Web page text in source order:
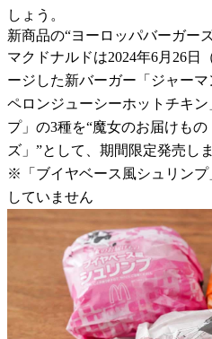
しょう。
新商品の“ヨーロッパバーガー
マクドナルドは2024年6月26日
ージした新バーガー「ジャー
ペロンジューシーホットチキ
プ」の3種を“魔女のお届けも
ズ」”として、期間限定発売し
※「ブイヤベース風シュリン
していません